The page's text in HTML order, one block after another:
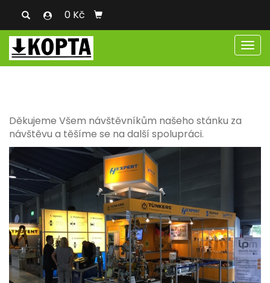
0 Kč
Děkujeme Všem návštěvníkům našeho stánku za
návštěvu a těšíme se na další spolupráci.